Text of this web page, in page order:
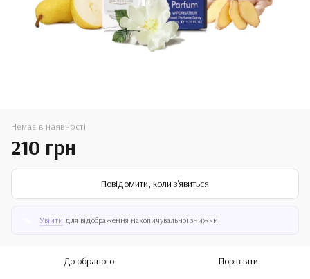
Немає в наявності
210 грн
Повідомити, коли з'явиться
Увійти для відображення накопичувальної знижки
До обраного Порівняти